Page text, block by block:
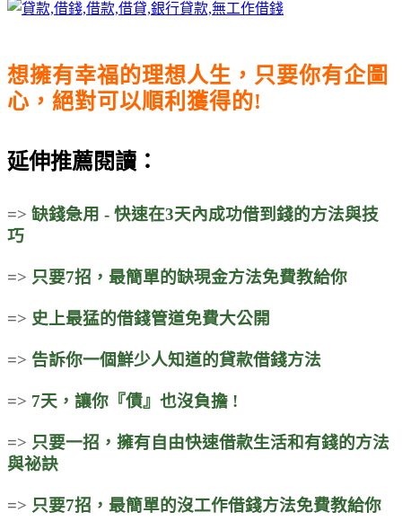
想擁有幸福的理想人生，只要你有企圖
心，絕對可以順利獲得的!
延伸推薦閱讀：
=> 缺錢急用 - 快速在3天內成功借到錢的方法與技
巧
=> 只要7招，最簡單的缺現金方法免費教給你
=> 史上最猛的借錢管道免費大公開
=> 告訴你一個鮮少人知道的貸款借錢方法
=> 7天，讓你『債』也沒負擔 !
=> 只要一招，擁有自由快速借款生活和有錢的方法
與祕訣
=> 只要7招，最簡單的沒工作借錢方法免費教給你